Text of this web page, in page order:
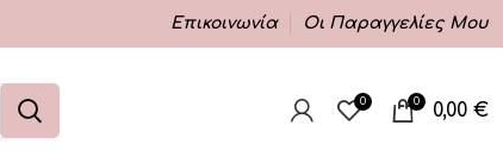
Επικοινωνία Οι Παραγγελίες Μου
0 0 0,00 €